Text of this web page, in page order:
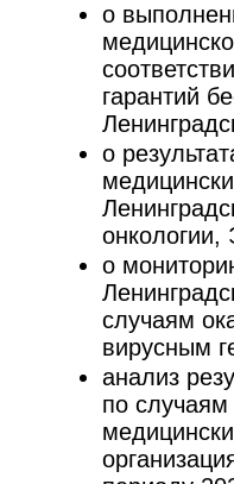
о
гарантий
о
онкологии,
о
случаям
вирусным
анализ
по